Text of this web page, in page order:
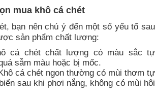
mua khô cá chét
bạn nên chú ý đến một số yếu tố sau
sản phẩm chất lượng:
cá chét chất lượng có màu sắc tự
sẫm màu hoặc bị mốc.
cá chét ngon thường có mùi thơm tự
sau khi phơi nắng, không có mùi hôi